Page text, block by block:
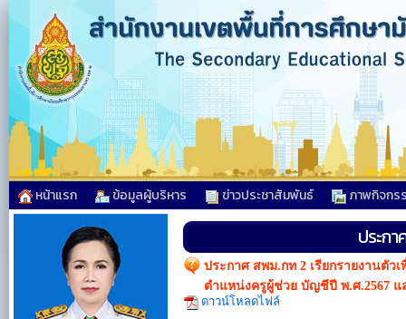
หน้าแรก ข้อมูลผู้บริหาร ข่าวประชาสัมพันธ์ ภาพกิจกร
ประก
ประกาศ สพม.กท 2 เรียกรายงานตัว
ตำแหน่งครูผู้ช่วย บัญชีปี พ.ศ.2567 แ
ดาวน์โหลดไฟล์